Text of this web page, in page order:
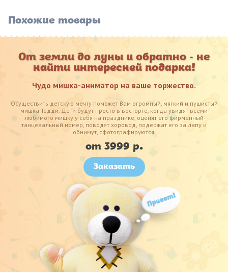
Похожие товары
От земли до луны и обратно - не
найти интересней подарка!
Чудо мишка-аниматор на ваше торжество.
Осуществить детскую мечту поможет Вам огромный, мягкий и пушистый
мишка Тедди. Дети будут просто в восторге, когда увидят всеми
любимого мишку у себя на празднике, оценят его фирменный
танцевальный номер, поводят хоровод, подержат его за лапу и
обнимут, сфотографируются.
от 3999 р.
Заказать